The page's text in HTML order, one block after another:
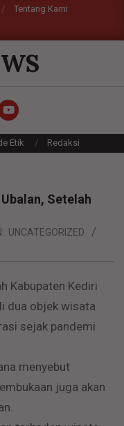
Tentang Kami
Etik Redaksi
Setelah
UNCATEGORIZED
Kabupaten Kediri
dua objek wisata
sejak pandemi
menyebut
juga akan